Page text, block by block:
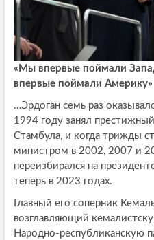
«Мы впервые поймали
впервые поймали Америку»
…Эрдоган семь раз
1994 году занял
Стамбула, и когда трижды
министром в 2002, 2007 и
переизбирался на
теперь в 2023 годах.
Главный его соперник
возглавляющий
Народно-республиканскую